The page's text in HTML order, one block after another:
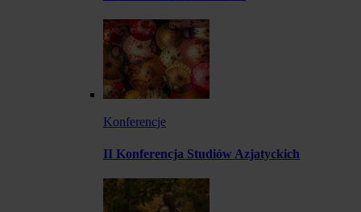
Konferencje
II Konferencja Studiów Azjatyckich